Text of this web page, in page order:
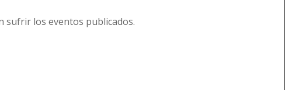
20:00-21:30
sufrir los eventos publicados.